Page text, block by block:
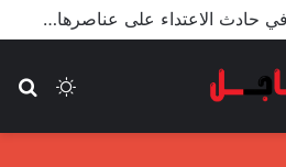
الداخلية تفتح تحقيقًا في حادث الاعتداء على عناصرها من قبل مندسين في المظاهرات
الوضع